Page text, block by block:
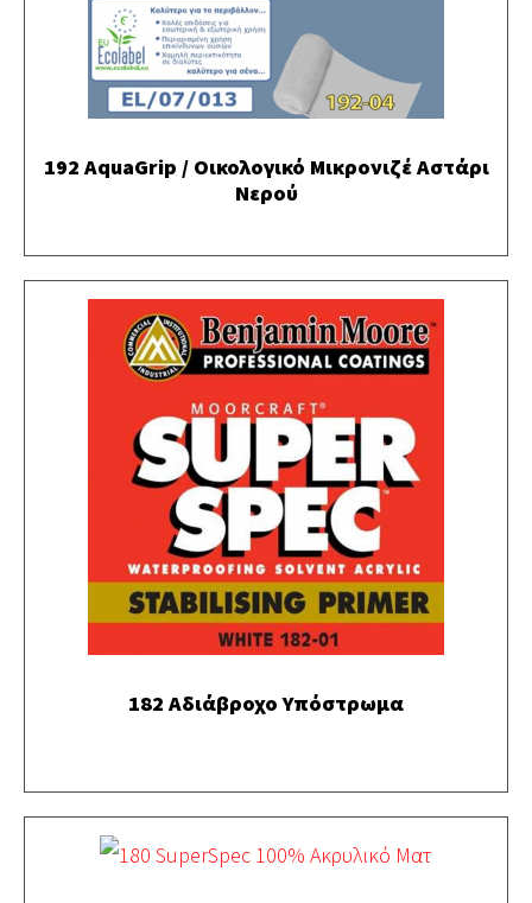
192 AquaGrip / Οικολογικό Μικρονιζέ Αστάρι
Νερού
182 Αδιάβροχο Υπόστρωμα